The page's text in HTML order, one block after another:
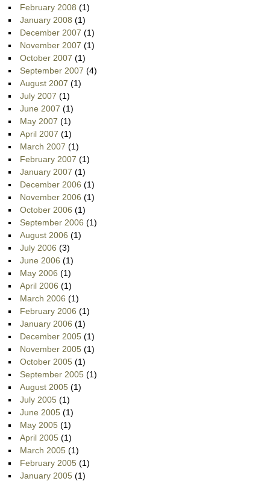
February 2008 (1)
January 2008 (1)
December 2007 (1)
November 2007 (1)
October 2007 (1)
September 2007 (4)
August 2007 (1)
July 2007 (1)
June 2007 (1)
May 2007 (1)
April 2007 (1)
March 2007 (1)
February 2007 (1)
January 2007 (1)
December 2006 (1)
November 2006 (1)
October 2006 (1)
September 2006 (1)
August 2006 (1)
July 2006 (3)
June 2006 (1)
May 2006 (1)
April 2006 (1)
March 2006 (1)
February 2006 (1)
January 2006 (1)
December 2005 (1)
November 2005 (1)
October 2005 (1)
September 2005 (1)
August 2005 (1)
July 2005 (1)
June 2005 (1)
May 2005 (1)
April 2005 (1)
March 2005 (1)
February 2005 (1)
January 2005 (1)